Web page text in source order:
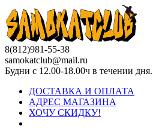
8(812)981-55-38
samokatclub@mail.ru
Будни с 12.00-18.00ч в течении дня.
ДОСТАВКА И ОПЛАТА
АДРЕС МАГАЗИНА
ХОЧУ СКИДКУ!